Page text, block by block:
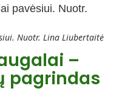
Nuotr. Lina Liubertaitė
–
pagrindas